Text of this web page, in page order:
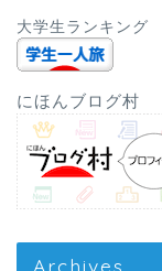
大学生ランキング
にほんブログ村
Archives